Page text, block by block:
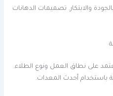
والابتكار. تصميمات الدهانات
على نطاق العمل ونوع الطلاء.
باستخدام أحدث المعدات.